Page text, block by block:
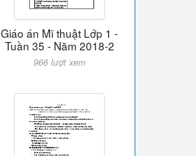
Giáo án Mĩ thuật Lớp 1 -
Tuần 35 - Năm 2018-2
966 lượt xem